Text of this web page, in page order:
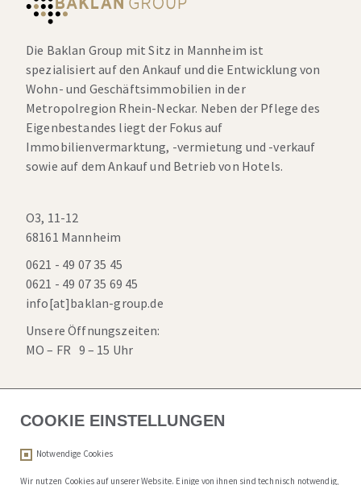
Die Baklan Group mit Sitz in Mannheim ist
spezialisiert auf den Ankauf und die Entwicklung von
Wohn- und Geschäftsimmobilien in der
Metropolregion Rhein-Neckar. Neben der Pflege des
Eigenbestandes liegt der Fokus auf
Immobilienvermarktung, -vermietung und -verkauf
sowie auf dem Ankauf und Betrieb von Hotels.
O3, 11-12
68161 Mannheim
0621 - 49 07 35 45
0621 - 49 07 35 69 45
info[at]baklan-group.de
Unsere Öffnungszeiten:
MO – FR 9 – 15 Uhr
COOKIE EINSTELLUNGEN
Notwendige Cookies
Wir nutzen Cookies auf unserer Website. Einige von ihnen sind technisch notwendig,